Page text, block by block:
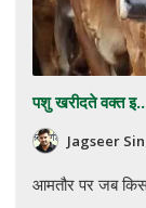
पशु खरीदते वक्त
Jagseer
आमतौर पर जब